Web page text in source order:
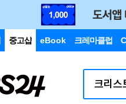
중고샵 eBook 크레마클럽